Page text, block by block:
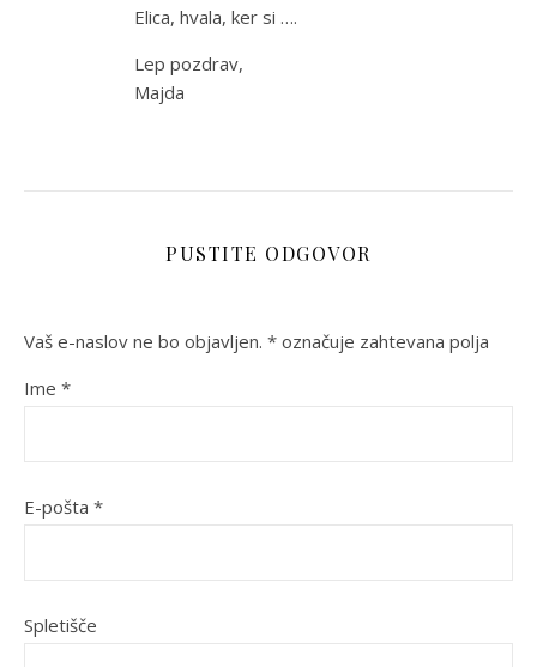
Elica, hvala, ker si ….
Lep pozdrav,
Majda
PUSTITE ODGOVOR
Vaš e-naslov ne bo objavljen. * označuje zahtevana polja
Ime *
E-pošta *
Spletišče